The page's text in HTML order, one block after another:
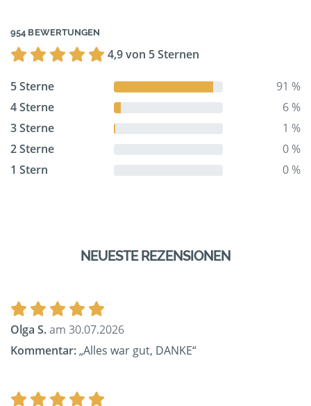
954 BEWERTUNGEN
4,9 von 5 Sternen
5 Sterne
91 %
4 Sterne
6 %
3 Sterne
1 %
2 Sterne
0 %
1 Stern
0 %
NEUESTE REZENSIONEN
Olga S.am 30.07.2026
Kommentar:„Alles war gut, DANKE“